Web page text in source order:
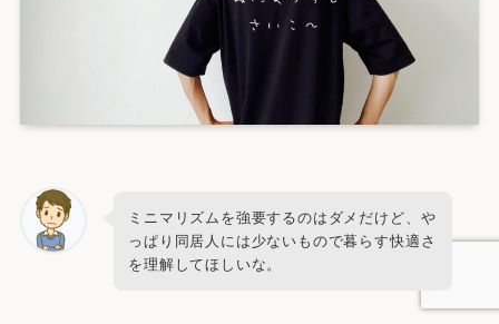
ミニマリズムを強要するのはダメだけど、や
っぱり同居人には少ないもので暮らす快適さ
を理解してほしいな。